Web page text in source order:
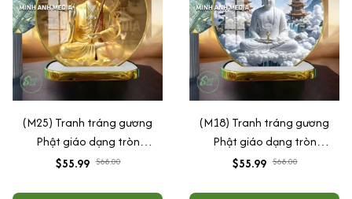
(M25) Tranh tráng gương
Phật giáo dạng tròn
30x30cm (Tặng đế để bàn)
$55.99 $68.00
(M18) Tranh tráng gương
Phật giáo dạng tròn
30x30cm (Tặng đế để bàn)
$55.99 $68.00